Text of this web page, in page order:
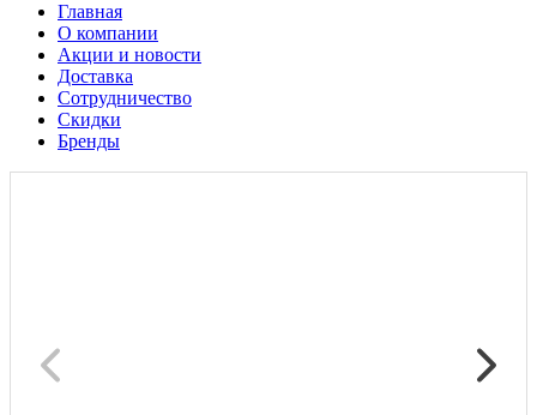
Главная
О компании
Акции и новости
Доставка
Сотрудничество
Скидки
Бренды